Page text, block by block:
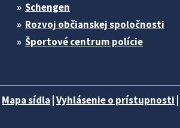
Schengen
Rozvoj občianskej spoločnosti
Športové centrum polície
Mapa sídla Vyhlásenie o prístupnosti